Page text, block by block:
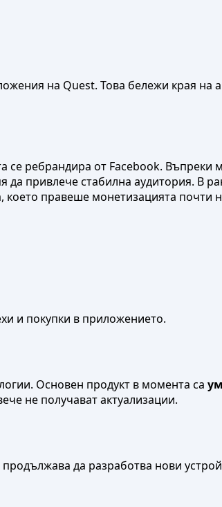
на Quest. Това бележи края на
се ребрандира от Facebook. Въпреки
да привлече стабилна аудитория. В
което правеше монетизацията почти
и покупки в приложението.
Основен продукт в момента са
не получават актуализации.
да разработва нови